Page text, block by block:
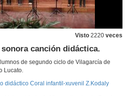
Visto 2220 veces
sonora canción didáctica.
de segundo ciclo de Vilagarcía de
Lucato.
didáctico Coral infantil-xuvenil Z.Kodaly
Tipukatapunta: Canción didáctica sobre la construcción de la polifonía.
2 de maio de 2013